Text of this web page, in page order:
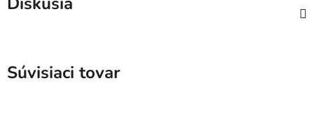
Súvisiaci tovar